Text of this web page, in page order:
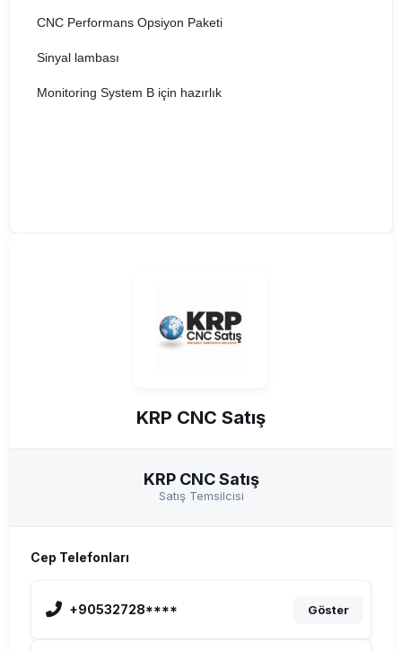
CNC Performans Opsiyon Paketi
Sinyal lambası
Monitoring System B için hazırlık
KRP CNC Satış
KRP CNC Satış
Satış Temsilcisi
Cep Telefonları
+90532728**** Göster